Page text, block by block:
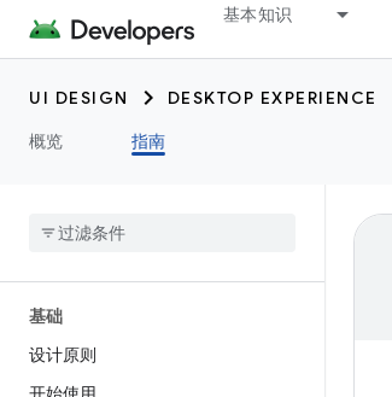
基本知识
UI DESIGN
DESKTOP EXPERIENCE
概览
指南
基础
设计原则